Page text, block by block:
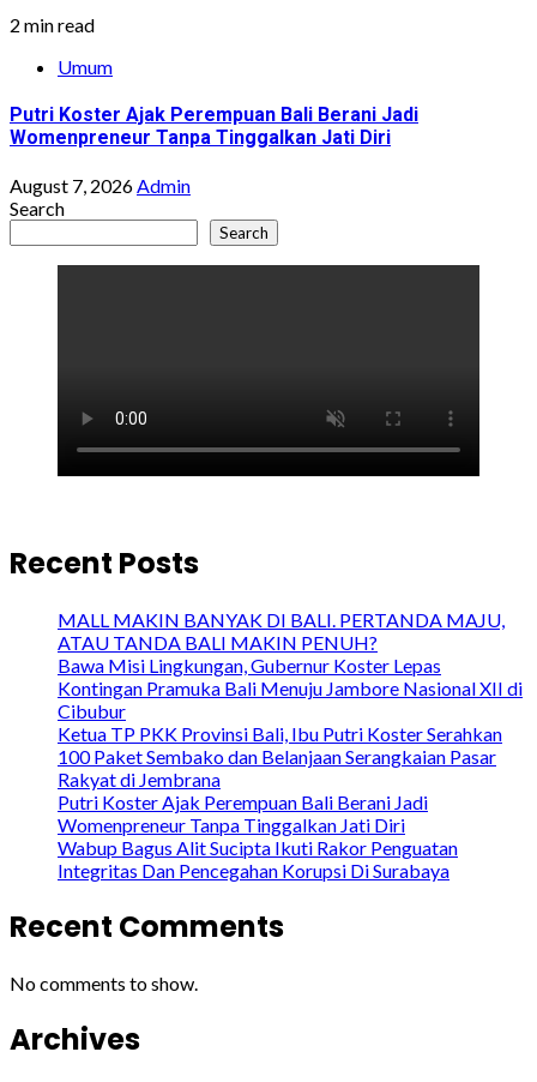
2 min read
Umum
Putri Koster Ajak Perempuan Bali Berani Jadi
Womenpreneur Tanpa Tinggalkan Jati Diri
August 7, 2026Admin
Search
Search
Recent Posts
MALL MAKIN BANYAK DI BALI. PERTANDA MAJU,
ATAU TANDA BALI MAKIN PENUH?
Bawa Misi Lingkungan, Gubernur Koster Lepas
Kontingan Pramuka Bali Menuju Jambore Nasional XII di
Cibubur
Ketua TP PKK Provinsi Bali, Ibu Putri Koster Serahkan
100 Paket Sembako dan Belanjaan Serangkaian Pasar
Rakyat di Jembrana
Putri Koster Ajak Perempuan Bali Berani Jadi
Womenpreneur Tanpa Tinggalkan Jati Diri
Wabup Bagus Alit Sucipta Ikuti Rakor Penguatan
Integritas Dan Pencegahan Korupsi Di Surabaya
Recent Comments
No comments to show.
Archives